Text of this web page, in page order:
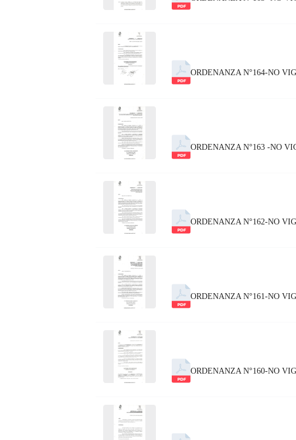
ORDENANZA N°164-NO
ORDENANZA N°163 -NO
ORDENANZA N°162-NO
ORDENANZA N°161-NO
ORDENANZA N°160-NO